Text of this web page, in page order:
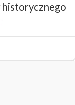
historycznego